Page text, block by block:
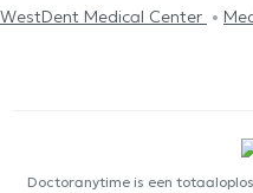
WestDent Medical Center
Doctoranytime is een